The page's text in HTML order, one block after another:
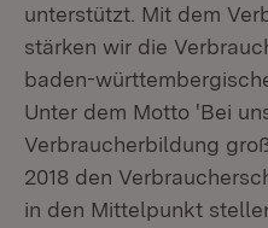
unterstützt. Mit dem
stärken wir die
baden-
Unter dem Motto 'Bei
Verbraucherbildung
2018 den
in den Mittelpunkt